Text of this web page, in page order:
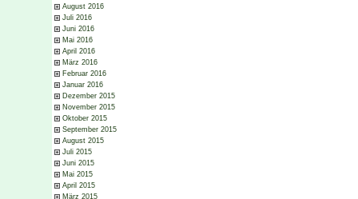
August 2016
Juli 2016
Juni 2016
Mai 2016
April 2016
März 2016
Februar 2016
Januar 2016
Dezember 2015
November 2015
Oktober 2015
September 2015
August 2015
Juli 2015
Juni 2015
Mai 2015
April 2015
März 2015